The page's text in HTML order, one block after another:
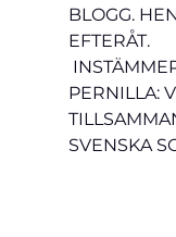
BLOGG.
EFTERÅT.
PERNILLA:
SVENSKA